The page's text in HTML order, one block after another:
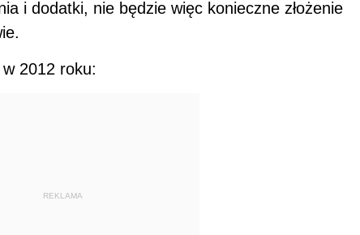
i dodatki, nie będzie więc konieczne złożenie
2012 roku:
REKLAMA